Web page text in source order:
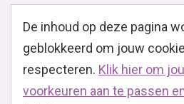
De inhoud op deze pagina
geblokkeerd om jouw
respecteren. Klik hier om
voorkeuren aan te passen